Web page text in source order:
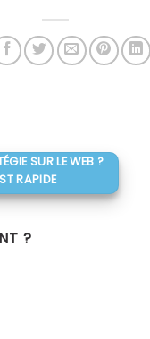
SUR LE WEB ?
RAPIDE
?